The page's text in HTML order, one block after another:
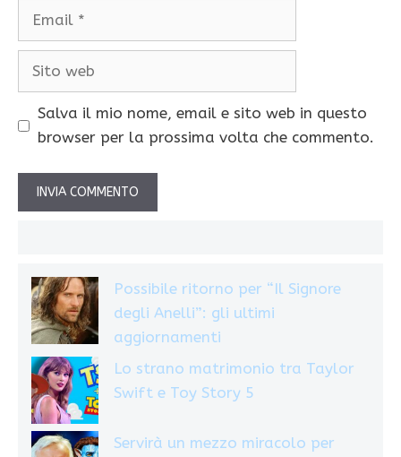
Email
Sito
Salva il mio nome, email e sito web in questo
browser per la prossima volta che commento.
Possibile ritorno per “Il Signore
degli Anelli”: gli ultimi
aggiornamenti
Lo strano matrimonio tra Taylor
Swift e Toy Story 5
Servirà un mezzo miracolo per